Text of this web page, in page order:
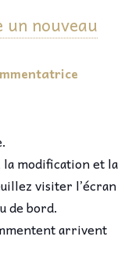
un nouveau
modification et la
visiter l’écran
de bord.
arrivent